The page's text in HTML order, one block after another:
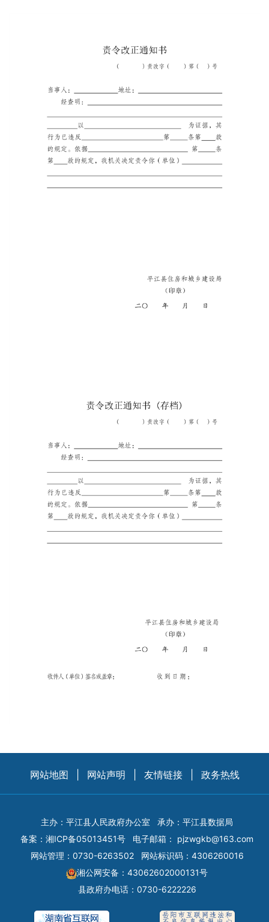
网站地图 网站声明 友情链接 政务热线
主办：平江县人民政府办公室
承办：平江县数据局
备案： 湘ICP备05013451号 电子邮箱： pjzwgkb@163.com
网站管理：0730-6263502
网站标识码：4306260016
湘公网安备：43062602000131号
县政府办电话：0730-6222226